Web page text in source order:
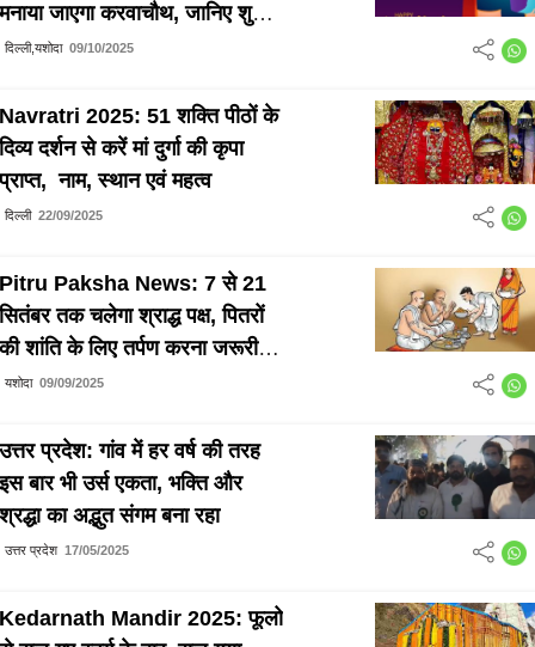
मनाया जाएगा करवाचौथ, जानिए शुभ
मुहूर्त
दिल्ली,यशोदा 09/10/2025
Navratri 2025: 51 शक्ति पीठों के
दिव्य दर्शन से करें मां दुर्गा की कृपा
प्राप्त, नाम, स्थान एवं महत्व
दिल्ली 22/09/2025
Pitru Paksha News: 7 से 21
सितंबर तक चलेगा श्राद्ध पक्ष, पितरों
की शांति के लिए तर्पण करना जरूरी:
जानिए धार्मिक महत्व
यशोदा 09/09/2025
उत्तर प्रदेश: गांव में हर वर्ष की तरह
इस बार भी उर्स एकता, भक्ति और
श्रद्धा का अद्भुत संगम बना रहा
उत्तर प्रदेश 17/05/2025
Kedarnath Mandir 2025: फूलो